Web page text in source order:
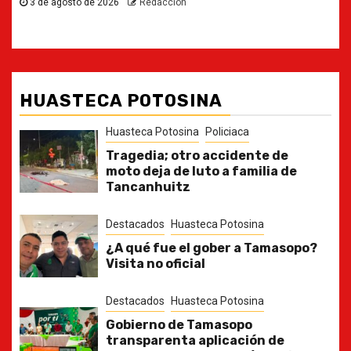
HUASTECA POTOSINA
Huasteca Potosina Policiaca
Tragedia; otro accidente de
moto deja de luto a familia de
Tancanhuitz
Destacados Huasteca Potosina
¿A qué fue el gober a Tamasopo?
Visita no oficial
Destacados Huasteca Potosina
Gobierno de Tamasopo
transparenta aplicación de